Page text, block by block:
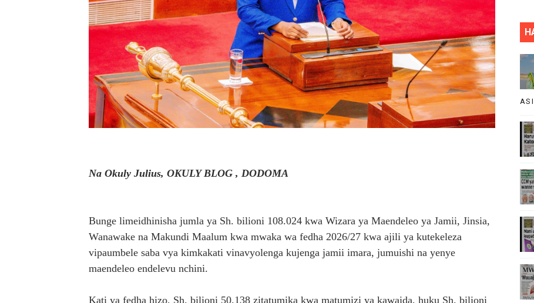
KIELELEZO KIPYA CHA VIWANGO VYA FAIDA VYA DHAMANA ZA SERIKALI KUBORESHA
WATUMISHI WA WIZARA YA FEDHA WATAKIWA KUZINGATIA WELEDI NA MAADILI
MASHILI AMPONGEZA RAIS SAMIA KWA MAPINDUZI YA HUDUMA ZA AFYA, ACHANGIA
TANZANIA YAIPONGEZA AFRICA50, YAIMARISHA USHIRIKIANO KATIKA MAENDELEO YA
WAKULIMA WAPEWA MBINU YA KUKABILIANA NA SUMUKUVU
WMA YAPONGEZWA KWA KUANZISHA KLABU ZA VIPIMO SHULENI
Na Okuly Julius, OKULY BLOG , DODOMA
Bunge limeidhinisha jumla ya Sh. bilioni 108.024 kwa Wizara ya Maendeleo ya Jamii, Jinsia,
Wanawake na Makundi Maalum kwa mwaka wa fedha 2026/27 kwa ajili ya kutekeleza
vipaumbele saba vya kimkakati vinavyolenga kujenga jamii imara, jumuishi na yenye
maendeleo endelevu nchini.
Kati ya fedha hizo, Sh. bilioni 50.138 zitatumika kwa matumizi ya kawaida, huku Sh. bilioni